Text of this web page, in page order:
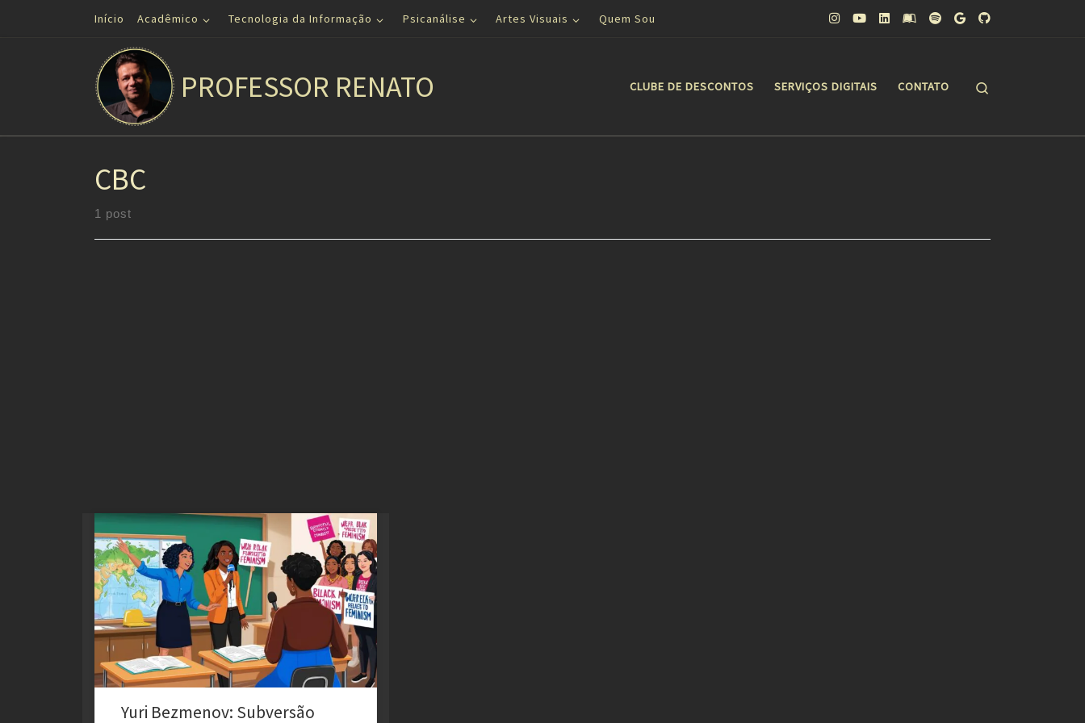
Skip to contentInício Acadêmico Tecnologia da Informação Psicanálise Artes Visuais Quem Sou
PROFESSOR RENATO CLUBE DE DESCONTOS SERVIÇOS DIGITAIS CONTATO
CBC
1 post
A Subversão como Estratégia e Seus Impactos no
Jornalismo e Educação no Brasil Yuri Alexandrovich
Bezmenov, mais conhecido pelo pseudônimo Tomas
David Schuman, estudou ciência política na
Universidade de Toronto; Nascido na União Soviética,
Bezmenov começou sua carreira como agente da KGB,
antes de desertar para o Ocidente. Após uma […]
Yuri Bezmenov: Subversão